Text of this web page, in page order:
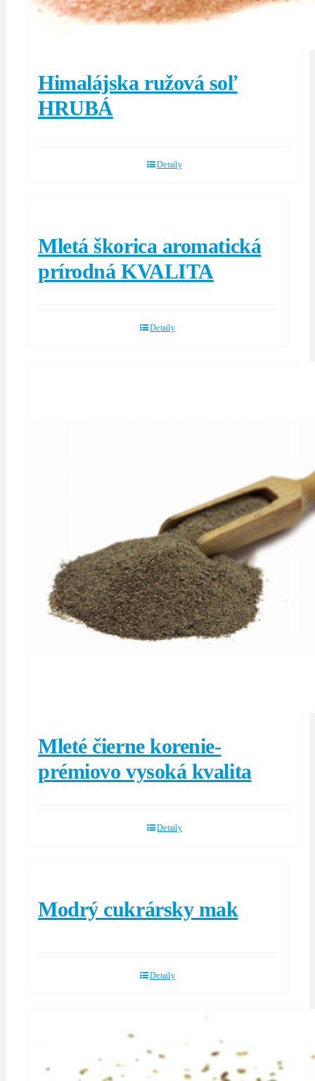
Himalájska ružová soľ
HRUBÁ
Detaily
Mletá škorica aromatická
prírodná KVALITA
Detaily
Mleté ​​čierne korenie-
prémiovo vysoká kvalita
Detaily
Modrý cukrársky mak
Detaily